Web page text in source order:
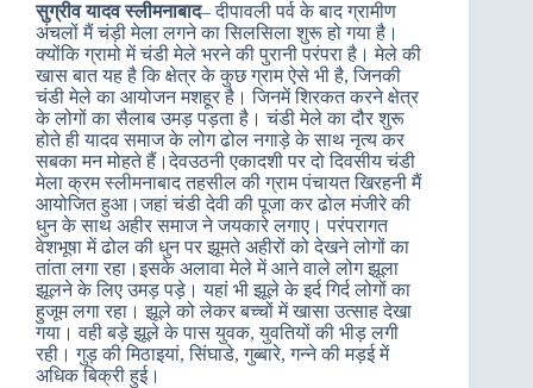
सुग्रीव यादव स्लीमनाबाद– दीपावली पर्व के बाद ग्रामीण
अंचलों मैं चंड़ी मेला लगने का सिलसिला शुरू हो गया है।
क्योंकि ग्रामो में चंडी मेले भरने की पुरानी परंपरा है। मेले की
खास बात यह है कि क्षेत्र के कुछ ग्राम ऐसे भी है, जिनकी
चंडी मेले का आयोजन मशहूर है। जिनमें शिरकत करने क्षेत्र
के लोगों का सैलाब उमड़ पड़ता है। चंडी मेले का दौर शुरू
होते ही यादव समाज के लोग ढोल नगाड़े के साथ नृत्य कर
सबका मन मोहते हैं।देवउठनी एकादशी पर दो दिवसीय चंडी
मेला क्रम स्लीमनाबाद तहसील की ग्राम पंचायत खिरहनी मैं
आयोजित हुआ।जहां चंडी देवी की पूजा कर ढोल मंजीरे की
धुन के साथ अहीर समाज ने जयकारे लगाए। परंपरागत
वेशभूषा में ढोल की धुन पर झूमते अहीरों को देखने लोगों का
तांता लगा रहा।इसके अलावा मेले में आने वाले लोग झूला
झूलने के लिए उमड़ पड़े। यहां भी झूले के इर्द गिर्द लोगों का
हुजूम लगा रहा। झूले को लेकर बच्चों में खासा उत्साह देखा
गया। वही बड़े झूले के पास युवक, युवतियों की भीड़ लगी
रही। गुड़ की मिठाइयां, सिंघाडे, गुब्बारे, गन्ने की मड़ई में
अधिक बिक्री हुई।